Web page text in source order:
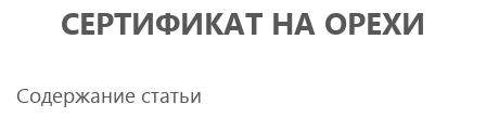
СЕРТИФИКАТ НА ОРЕХИ
Содержание статьи